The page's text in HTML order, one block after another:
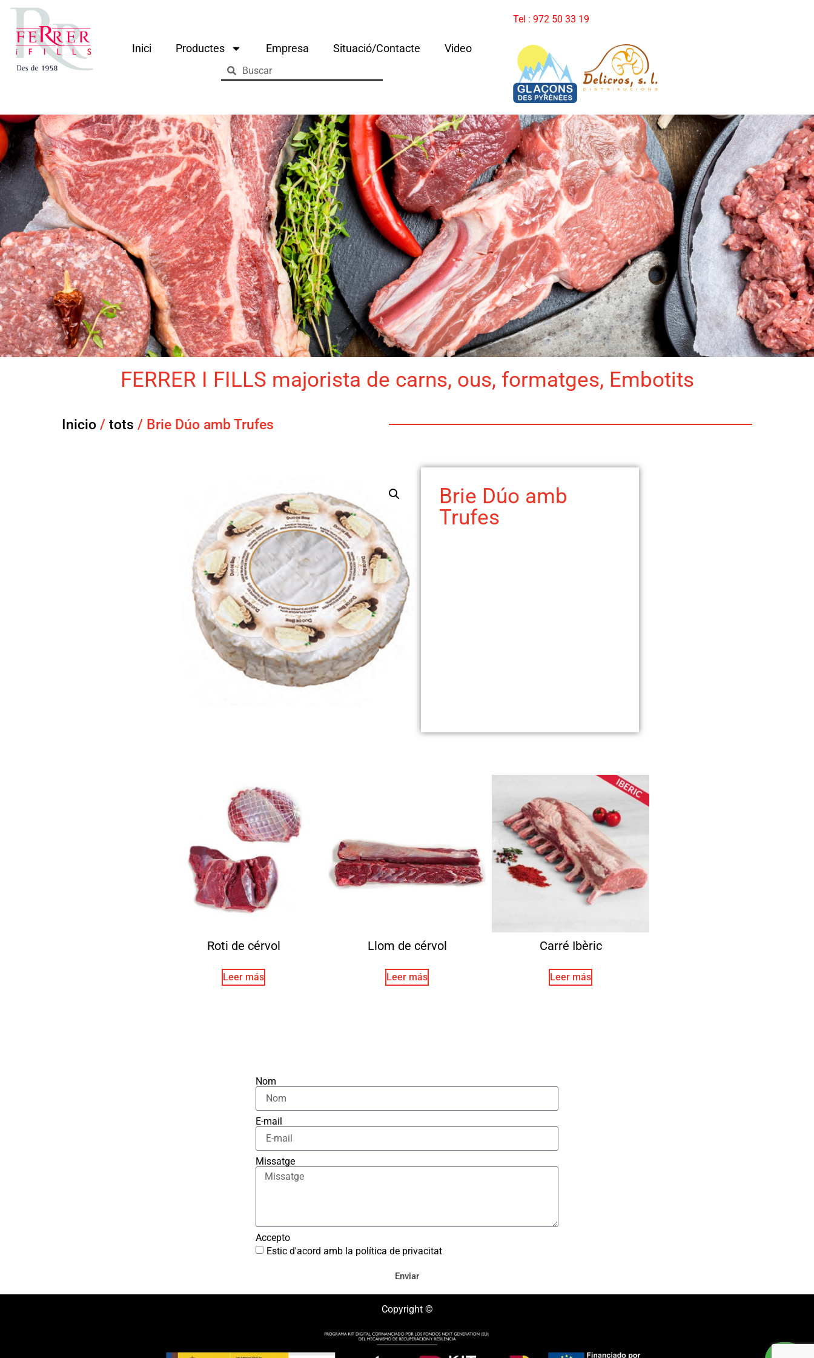
Inici Productes Empresa Situació/Contacte Video
Tel : 972 50 33 19
FERRER I FILLS majorista de carns, ous, formatges, Embotits
Inicio / tots / Brie Dúo amb Trufes
Brie Dúo amb
Trufes
Roti de cérvol
Leer más
Llom de cérvol
Leer más
Carré Ibèric
Leer más
Nom
E-mail
Missatge
Accepto
Estic d'acord amb la política de privacitat
Enviar
Copyright ©